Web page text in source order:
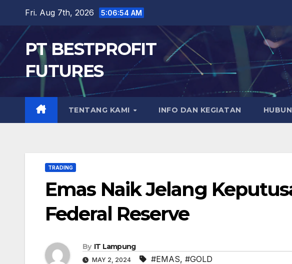
content
Fri. Aug 7th, 2026 5:06:55 AM
PT BESTPROFIT
FUTURES
TENTANG KAMI INFO DAN KEGIATAN
TRADING
Emas Naik Jelang
Federal Reserve
By IT Lampung
MAY 2, 2024 #EMAS, #GOLD